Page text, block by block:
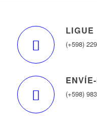
LIGUE
(+598)
(+598)